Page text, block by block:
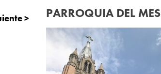
> PARROQUIA DEL MES